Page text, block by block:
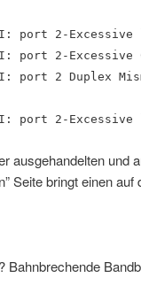
port 2-
port 2-Excessive
port 2 Duplex
port 2-
ausgehandelten und
Seite bringt einen auf
Bahnbrechende